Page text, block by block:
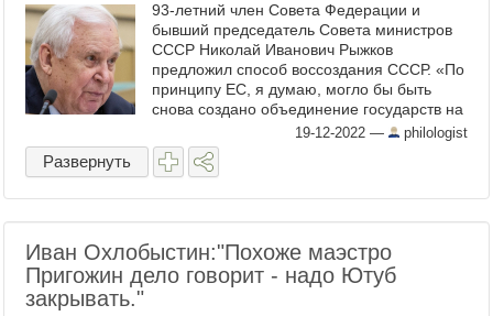
93-летний член Совета Федерации и
бывший председатель Совета министров
СССР Николай Иванович Рыжков
предложил способ воссоздания СССР. «По
принципу ЕС, я думаю, могло бы быть
снова создано объединение государств на
постсоветском пространстве на новых
условиях», — заявил он в ...
19-12-2022 — philologist
Развернуть
Иван Охлобыстин:"Похоже маэстро
Пригожин дело говорит - надо Ютуб
закрывать."